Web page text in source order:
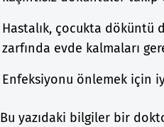
Hastalık, çocukta döküntü
zarfında evde kalmaları
Enfeksiyonu önlemek için
Bu yazıdaki bilgiler bir